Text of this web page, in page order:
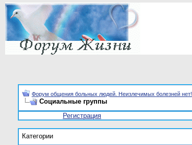
Форум общения больных людей. Неизлечимых болезней нет!
Социальные группы
Регистрация
Категории